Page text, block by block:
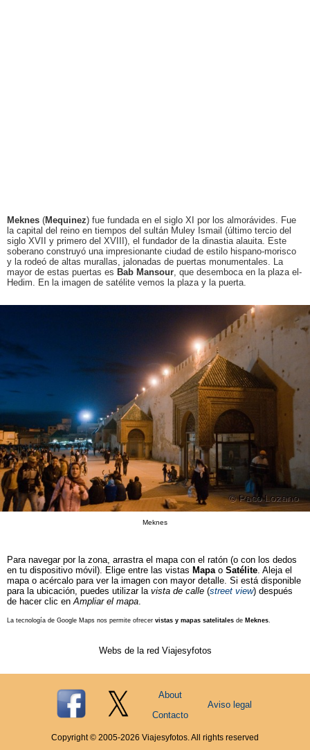
Meknes (Mequinez) fue fundada en el siglo XI por los almorávides. Fue
la capital del reino en tiempos del sultán Muley Ismail (último tercio del
siglo XVII y primero del XVIII), el fundador de la dinastia alauita. Este
soberano construyó una impresionante ciudad de estilo hispano-morisco
y la rodeó de altas murallas, jalonadas de puertas monumentales. La
mayor de estas puertas es Bab Mansour, que desemboca en la plaza el-
Hedim. En la imagen de satélite vemos la plaza y la puerta.
Meknes
Para navegar por la zona, arrastra el mapa con el ratón (o con los dedos
en tu dispositivo móvil). Elige entre las vistas Mapao Satélite. Aleja el
mapa o acércalo para ver la imagen con mayor detalle. Si está disponible
para la ubicación, puedes utilizar la vista de calle (street view) después
de hacer clic enAmpliar el mapa.
La tecnología de Google Maps nos permite ofrecer vistas y mapas satelitales de Meknes.
Webs de la red Viajesyfotos
About
Contacto
Aviso legal
Copyright © 2005-2026 Viajesyfotos. All rights reserved